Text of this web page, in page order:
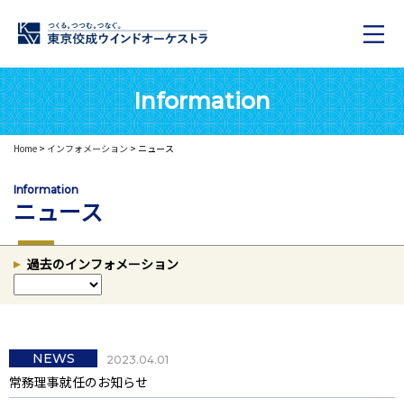
Information
Home > インフォメーション > ニュース
Information
ニュース
過去のインフォメーション
2023.04.01
NEWS
常務理事就任のお知らせ